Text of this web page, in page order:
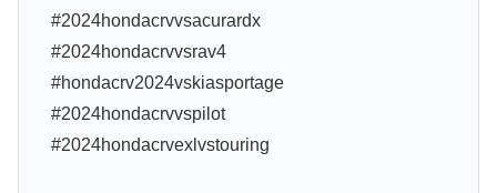
#2024hondacrvvsacurardx
#2024hondacrvvsrav4
#hondacrv2024vskiasportage
#2024hondacrvvspilot
#2024hondacrvexlvstouring